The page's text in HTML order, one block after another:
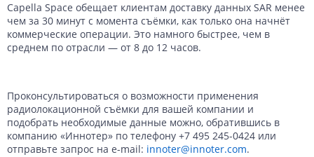
Capella Space обещает клиентам доставку данных SAR менее
чем за 30 минут с момента съёмки, как только она начнёт
коммерческие операции. Это намного быстрее, чем в
среднем по отрасли — от 8 до 12 часов.
Проконсультироваться о возможности применения
радиолокационной съёмки для вашей компании и
подобрать необходимые данные можно, обратившись в
компанию «Иннотер» по телефону +7 495 245-0424 или
отправьте запрос на e-mail: innoter@innoter.com.